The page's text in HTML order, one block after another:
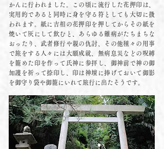
かんに行われました。この頃に流行した花押印は、
実用的であると同時に身を守る符としても大切に扱
われます。紙に吉相の花押印を押してからその紙を
焼いて灰にして飲むと、あらゆる難病がたちまちな
おったり、武者修行や親の仇討、その他種々の用事
で旅をする人々には大願成就、無病息災などの呪縛
を籠めた印を作って氏神に参拝し、御神前で神の御
加護を祈って捺印し、印は神壇に捧げておいて御影
を御守り袋や御籠にいれて旅行に出たそうです。